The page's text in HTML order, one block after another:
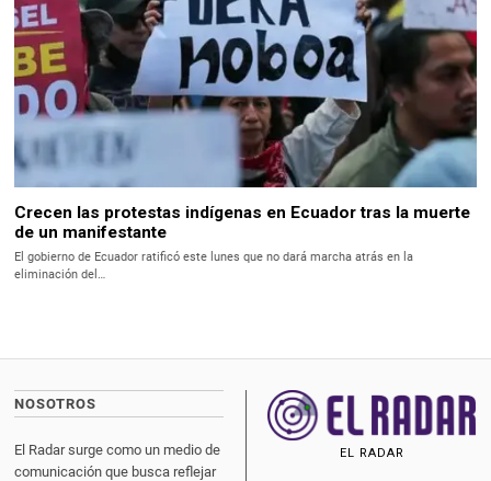
Crecen las protestas indígenas en Ecuador tras la muerte
de un manifestante
El gobierno de Ecuador ratificó este lunes que no dará marcha atrás en la
eliminación del…
NOSOTROS
El Radar surge como un medio de
comunicación que busca reflejar
EL RADAR